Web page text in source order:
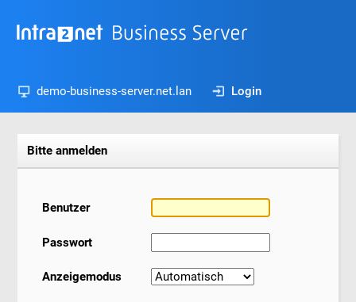
demo-business-server.net.lan Login
Bitte anmelden
Benutzer
Passwort
Anzeigemodus